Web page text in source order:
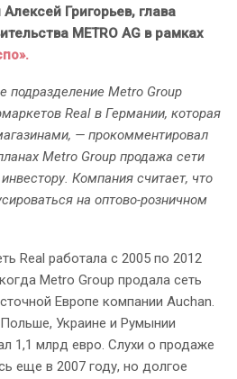
Григорьев, глава
METRO AG в рамках
подразделение Metro Group
Real в Германии, которая
— прокомментировал
Metro Group продажа сети
Компания считает, что
на оптово-розничном
Real работала с 2005 по 2012
Metro Group продала сеть
Европе компании Auchan.
Украине и Румынии
1,1 млрд евро. Слухи о продаже
еще в 2007 году, но долгое